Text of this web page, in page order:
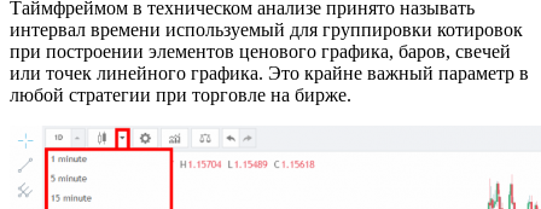
Таймфреймом в техническом анализе принято называть
интервал времени используемый для группировки котировок
при построении элементов ценового графика, баров, свечей
или точек линейного графика. Это крайне важный параметр в
любой стратегии при торговле на бирже.